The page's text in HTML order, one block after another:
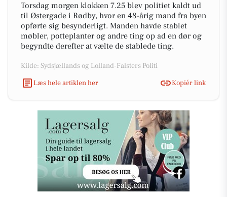
Torsdag morgen klokken 7.25 blev politiet kaldt ud
til Østergade i Rødby, hvor en 48-årig mand fra byen
opførte sig besynderligt. Manden havde stablet
møbler, potteplanter og andre ting op ad en dør og
begyndte derefter at vælte de stablede ting.
Kilde: Sydsjællands og Lolland-Falsters Politi
Læs hele artiklen her
Kopiér link